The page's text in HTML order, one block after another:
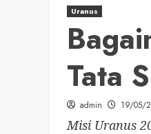
Uranus
Tata
admin 19/05/
Misi Uranus